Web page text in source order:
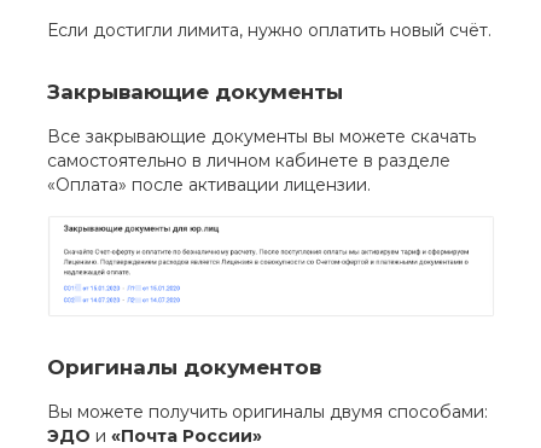
Если достигли лимита, нужно оплатить новый счёт.
Закрывающие документы
Все закрывающие документы вы можете скачать
самостоятельно в личном кабинете в разделе
«Оплата» после активации лицензии.
Оригиналы документов
Вы можете получить оригиналы двумя способами:
ЭДО и «Почта России»